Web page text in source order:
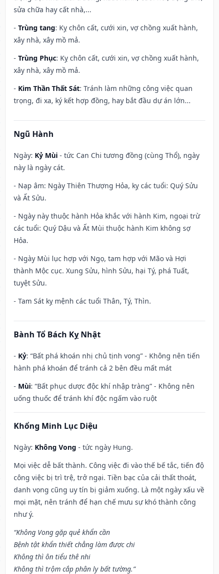
sửa chữa hay cất nhà,...
- Trùng tang: Kỵ chôn cất, cưới xin, vợ chồng xuất hành,
xây nhà, xây mồ mả.
- Trùng Phục: Kỵ chôn cất, cưới xin, vợ chồng xuất hành,
xây nhà, xây mồ mả.
- Kim Thần Thất Sát: Tránh làm những công việc quan
trọng, đi xa, ký kết hợp đồng, hay bắt đầu dự án lớn...
Ngũ Hành
Ngày: Kỷ Mùi - tức Can Chi tương đồng (cùng Thổ), ngày
này là ngày cát.
- Nạp âm: Ngày Thiên Thượng Hỏa, kỵ các tuổi: Quý Sửu
và Ất Sửu.
- Ngày này thuộc hành Hỏa khắc với hành Kim, ngoại trừ
các tuổi: Quý Dậu và Ất Mùi thuộc hành Kim không sợ
Hỏa.
- Ngày Mùi lục hợp với Ngọ, tam hợp với Mão và Hợi
thành Mộc cục. Xung Sửu, hình Sửu, hại Tý, phá Tuất,
tuyệt Sửu.
- Tam Sát kỵ mệnh các tuổi Thân, Tý, Thìn.
Bành Tổ Bách Kỵ Nhật
- Kỷ: “Bất phá khoán nhị chủ tịnh vong” - Không nên tiến
hành phá khoán để tránh cả 2 bên đều mất mát
- Mùi: “Bất phục dược độc khí nhập tràng” - Không nên
uống thuốc để tránh khí độc ngấm vào ruột
Khổng Minh Lục Diệu
Ngày: Không Vong - tức ngày Hung.
Mọi việc dễ bất thành. Công việc đi vào thế bế tắc, tiến độ
công việc bị trì trệ, trở ngại. Tiền bạc của cải thất thoát,
danh vọng cũng uy tín bị giảm xuống. Là một ngày xấu về
mọi mặt, nên tránh để hạn chế mưu sự khó thành công
như ý.
“Không Vong gặp quẻ khẩn cần
Bệnh tật khẩn thiết chẳng làm được chi
Không thì ôn tiểu thê nhi
Không thì trộm cắp phân ly bất tường.”